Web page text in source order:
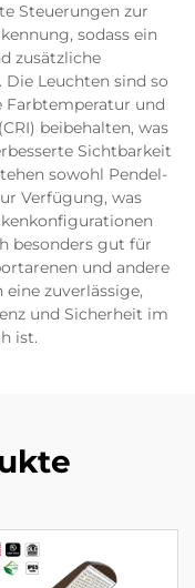
Steuerungen zur
sodass ein
zusätzliche
Leuchten sind so
Farbtemperatur und
beibehalten, was
Sichtbarkeit
sowohl Pendel-
Verfügung, was
besonders gut für
und andere
zuverlässige,
und Sicherheit im
ist.